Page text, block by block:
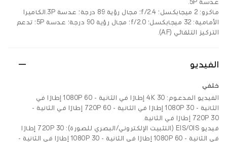
عدسة 5P.
ماكرو: 2 ميجابكسل؛ f/2.4؛ مجال رؤية 89 درجة؛ عدسة 3P.الكاميرا
الأمامية: 32 ميجابكسل؛ f/2.0؛ مجال رؤية 90 درجة؛ عدسة 5P؛ تدعم
التركيز التلقائي (AF).
الفيديو
خلفي
الفيديو المدعوم: 4K 30 إطارًا في الثانية - 1080P 60 إطارًا في
الثانية - 1080P 30 إطارًا في الثانية - 720P 60 إطارًا في الثانية -
720P 30 إطارًا في الثانية.
فيديو EIS/OIS (التثبيت الإلكتروني/البصري للصورة): 720P 30 إطارًا
في الثانية - 1080P 60 إطارًا في الثانية - 1080P 30 إطارًا في الثانية -